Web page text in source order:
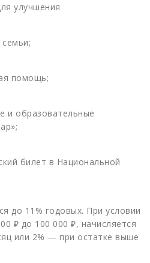
улучшения
помощь;
и образовательные
билет в Национальной
до 11% годовых. При условии
₽ до 100 000 ₽, начисляется
или 2% — при остатке выше